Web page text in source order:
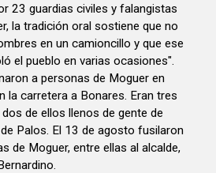
23 guardias civiles y falangistas
la tradición oral sostiene que no
en un camioncillo y que ese
el pueblo en varias ocasiones".
a personas de Moguer en
la carretera a Bonares. Eran tres
de ellos llenos de gente de
Palos. El 13 de agosto fusilaron
de Moguer, entre ellas al alcalde,